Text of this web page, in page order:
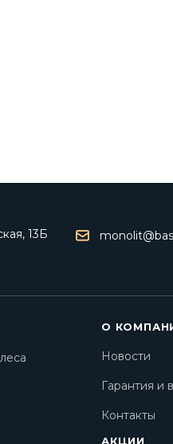
13Б
О
Новости
Гарантия и
Контакты
АКЦИИ